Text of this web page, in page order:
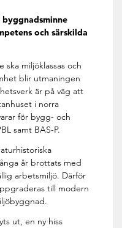
och särskilda
miljöklassas och
blir utmaningen
är på väg att
i norra
för bygg- och
samt BAS-P.
år brottats med
arbetsmiljö. Därför
till modern
ut, en ny hiss